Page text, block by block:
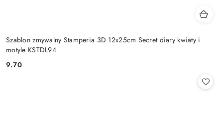
Szablon zmywalny Stamperia 3D 12x25cm Secret diary kwiaty i
motyle KSTDL94
Cena:
9.70